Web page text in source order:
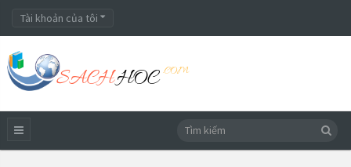
Tài khoản của tôi